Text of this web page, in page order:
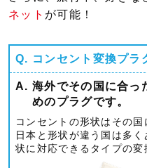
ネット が可能！
Q. コンセント変換プラ
A. 海外でその国に合っ
めのプラグです。
コンセントの形状はその国
日本と形状が違う国は多
状に対応できるタイプの変